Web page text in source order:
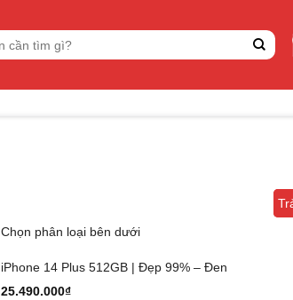
Chọn phân loại bên dưới
iPhone 14 Plus 512GB | Đẹp 99% – Đen
25.490.000₫